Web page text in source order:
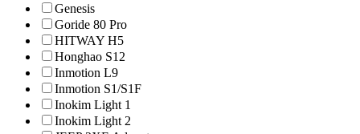
Genesis
Goride 80 Pro
HITWAY H5
Honghao S12
Inmotion L9
Inmotion S1/S1F
Inokim Light 1
Inokim Light 2